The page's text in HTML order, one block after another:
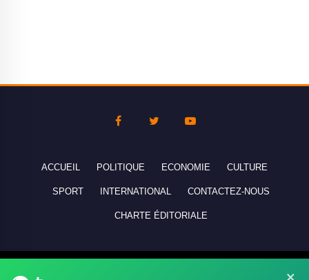
ACCUEIL POLITIQUE ECONOMIE CULTURE
SPORT INTERNATIONAL CONTACTEZ-NOUS
CHARTE ÉDITORIALE